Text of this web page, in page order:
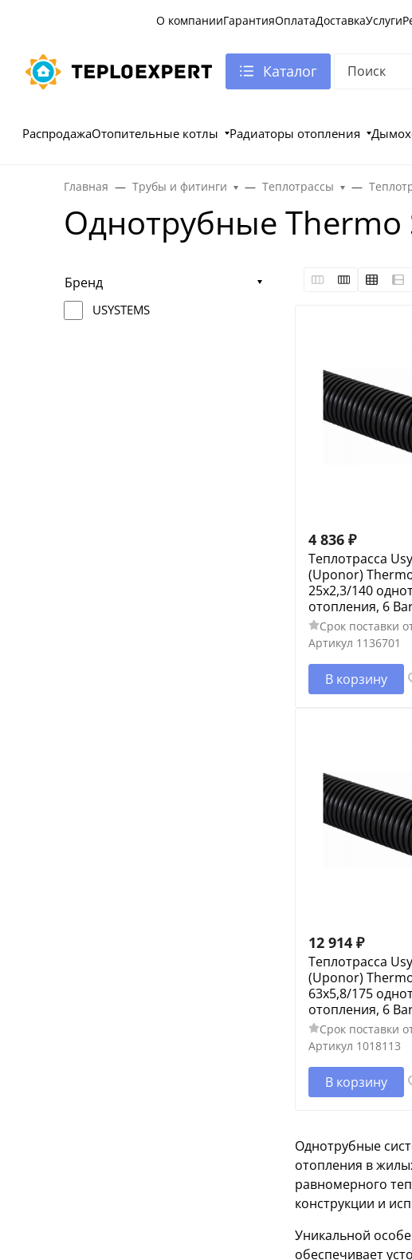
О компанииГарантияОплатаДоставкаУслуги
Каталог
РаспродажаОтопительные котлы Радиаторы отопления
Главная Трубы и фитинги Теплотрассы
Однотрубные Thermo
Бренд
USYSTEMS
4 836 ₽
Теплотрасса
(Uponor)
25x2,3/140
отопления, 6
Срок поставки
Артикул 1136701
В корзину
12 914 ₽
Теплотрасса
(Uponor)
63x5,8/175
отопления, 6
Срок поставки
Артикул 1018113
В корзину
Однотрубные
отопления в
равномерного
конструкции и
Уникальной
обеспечивает